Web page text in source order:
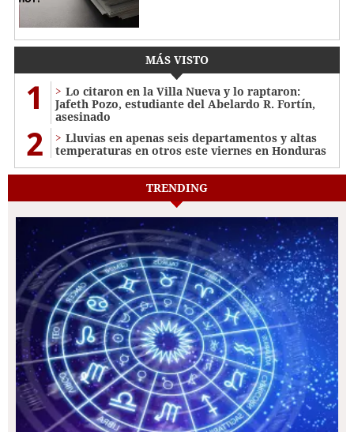
MÁS VISTO
1
Lo citaron en la Villa Nueva y lo raptaron:
Jafeth Pozo, estudiante del Abelardo R. Fortín,
asesinado
2
Lluvias en apenas seis departamentos y altas
temperaturas en otros este viernes en Honduras
TRENDING